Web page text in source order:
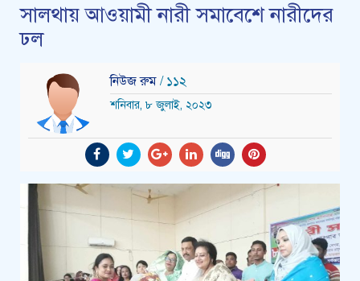
সালথায় আওয়ামী নারী সমা‌বে‌শে নারী‌দের
ঢল
নিউজ রুম / ১১২
শনিবার, ৮ জুলাই, ২০২৩